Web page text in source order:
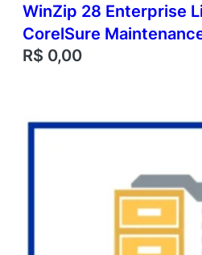
WinZip 28 Enterprise
CorelSure
R$ 0,00